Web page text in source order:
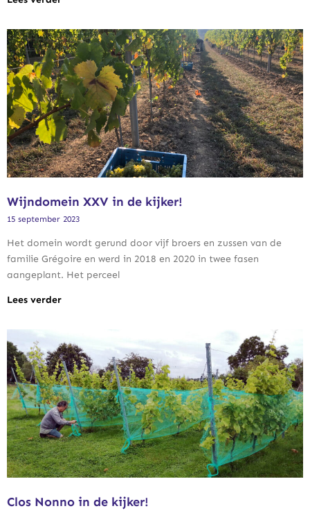
Wijndomein XXV in de kijker!
15 september 2023
Het domein wordt gerund door vijf broers en zussen van de
familie Grégoire en werd in 2018 en 2020 in twee fasen
aangeplant. Het perceel
Lees verder
Clos Nonno in de kijker!